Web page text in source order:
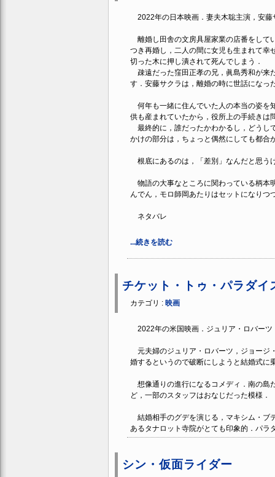
2022年の日本映画．妻夫木聡主演，安藤
離婚し田舎の文房具屋家業の店番をして
つき再婚し，二人の間に女児も生まれて幸
切った木に押し潰されて死んでしまう．
疎遠だった窪田正孝の兄，眞島秀和が来
す．安藤サクラは，離婚の時に世話になっ
何年も一緒に住んでいた人の本当の姿を
供も産まれていたから，役所上の手続きは
最終的に，誰だったかわかるし，どうし
かけの部分は，ちょっと偶然にしても都合
根底にあるのは，「差別」なんだと思う
物語の大事なところに関わっている柄本
んでん，モロ師岡あたりはセットになりつ
ネタバレ
...続きを読む
チケット・トゥ・パラダイ
カテゴリ : 映画
2022年の米国映画．ジュリア・ロバーツ
元夫婦のジュリア・ロバーツ，ジョージ
婚するというので破断にしようと結婚式に
想像通りの進行になるコメディ．南の島
ど，一部のスタッフはおなじだった模様．
結婚相手のグデを演じる，マキシム・ブ
あるタナロット寺院がとても印象的．パラ
シン・仮面ライダー